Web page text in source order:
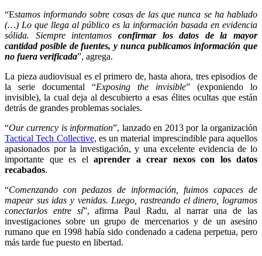
“Estamos informando sobre cosas de las que nunca se ha hablado
(…) Lo que llega al público es la información basada en evidencia
sólida. Siempre intentamos confirmar los datos de la mayor
cantidad posible de fuentes, y nunca publicamos información que
no fuera verificada”, agrega.
La pieza audiovisual es el primero de, hasta ahora, tres episodios de
la serie documental “Exposing the invisible” (exponiendo lo
invisible), la cual deja al descubierto a esas élites ocultas que están
detrás de grandes problemas sociales.
“Our currency is information”, lanzado en 2013 por la organización
Tactical Tech Collective, es un material imprescindible para aquellos
apasionados por la investigación, y una excelente evidencia de lo
importante que es el aprender a crear nexos con los datos
recabados.
“Comenzando con pedazos de información, fuimos capaces de
mapear sus idas y venidas. Luego, rastreando el dinero, logramos
conectarlos entre sí”, afirma Paul Radu, al narrar una de las
investigaciones sobre un grupo de mercenarios y de un asesino
rumano que en 1998 había sido condenado a cadena perpetua, pero
más tarde fue puesto en libertad.